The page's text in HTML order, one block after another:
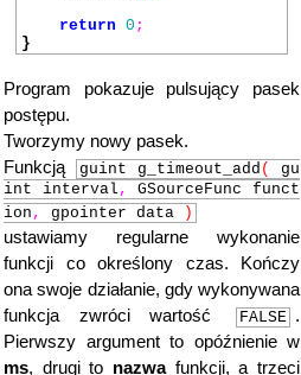
return 0 ;
}
Program pokazuje pulsujący pasek
postępu.
Tworzymy nowy pasek.
Funkcją
guint g_timeout_add (
gu
int interval ,
GSourceFunc funct
ion , gpointer data )
ustawiamy regularne wykonanie
funkcji co określony czas. Kończy
ona swoje działanie, gdy wykonywana
funkcja zwróci wartość
FALSE .
Pierwszy argument to opóźnienie w
ms, drugi to nazwafunkcji, a trzeci